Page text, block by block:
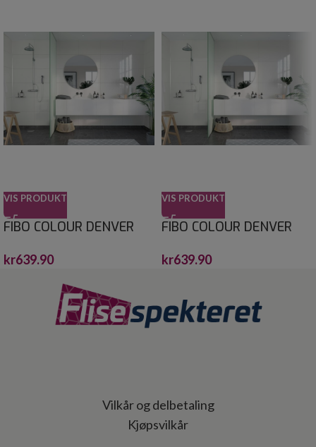
VIS PRODUKT
FIBO COLOUR DENVER
10X620X2400
kr639.90
VIS PRODUKT
FIBO COLOUR DENVER
10X620X2400
kr639.90
Vilkår og delbetaling
Kjøpsvilkår